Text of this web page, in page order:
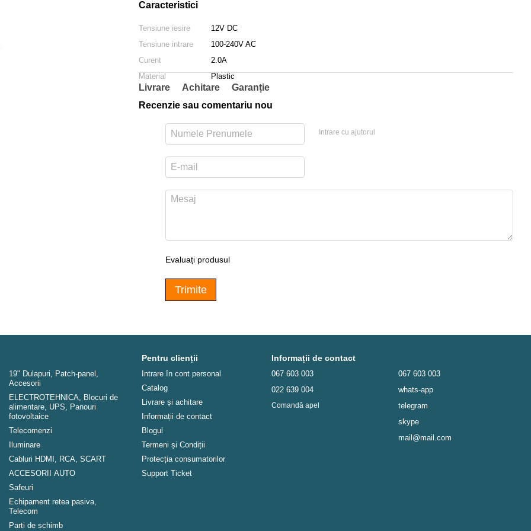
Caracteristici
Tensiune iesire
12V DC
Tensiune intrare
100-240V AC
Curent
2.0A
Material
Plastic
Livrare Achitare
Garanție
Recenzie sau comentariu nou
Intrare cu ajutorul
Evaluați produsul
Trimite
19" Dulapuri, Patch-panel,
Аccesorii
ELECTROTEHNICA, Blocuri de
alimentare, UPS, Panouri
fotovoltaice
Telecomenzi
Iluminare
Cabluri HDMI, RCA, SCART
ACCESORII AUTO
Safeuri
Echipament retea pasiva,
Telecom
Parti de schimb
Pentru clienții
Intrare în cont personal
Catalog
Livrare și achitare
Informații de contact
Blogul
Termeni și Condiții
Protecția consumatorilor
Support Ticket
Informații de contact
067 603 003
022 639 004
Comandă apel
067 603 003
whats-app
telegram
skype
mail@mail.com